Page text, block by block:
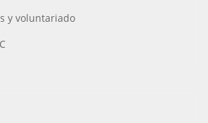
y voluntariado